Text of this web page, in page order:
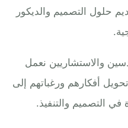
حلول التصميم والديكور
والاستشاريين نعمل
أفكارهم ورغباتهم إلى
التصميم والتنفيذ.